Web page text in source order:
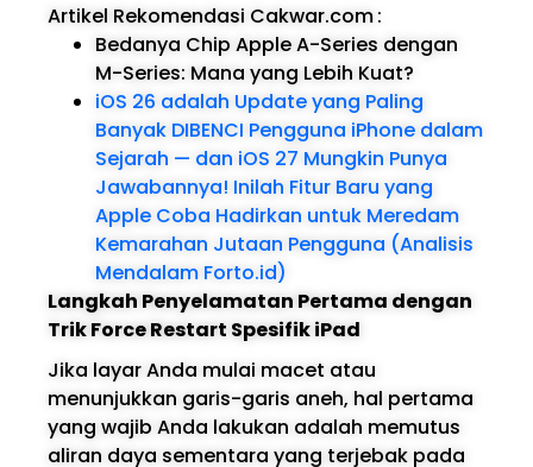
Artikel Rekomendasi Cakwar.com:
Bedanya Chip Apple A-Series dengan
M-Series: Mana yang Lebih Kuat?
iOS 26 adalah Update yang Paling
Banyak DIBENCI Pengguna iPhone dalam
Sejarah — dan iOS 27 Mungkin Punya
Jawabannya! Inilah Fitur Baru yang
Apple Coba Hadirkan untuk Meredam
Kemarahan Jutaan Pengguna (Analisis
Mendalam Forto.id)
Langkah Penyelamatan Pertama dengan
Trik Force Restart Spesifik iPad
Jika layar Anda mulai macet atau
menunjukkan garis-garis aneh, hal pertama
yang wajib Anda lakukan adalah memutus
aliran daya sementara yang terjebak pada